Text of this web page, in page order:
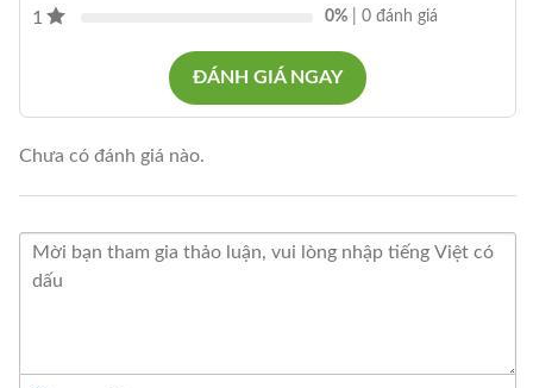
1 0%| 0 đánh giá
ĐÁNH GIÁ NGAY
Chưa có đánh giá nào.